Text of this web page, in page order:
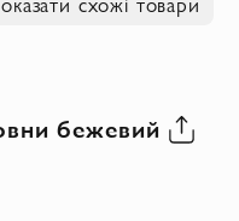
бежевий